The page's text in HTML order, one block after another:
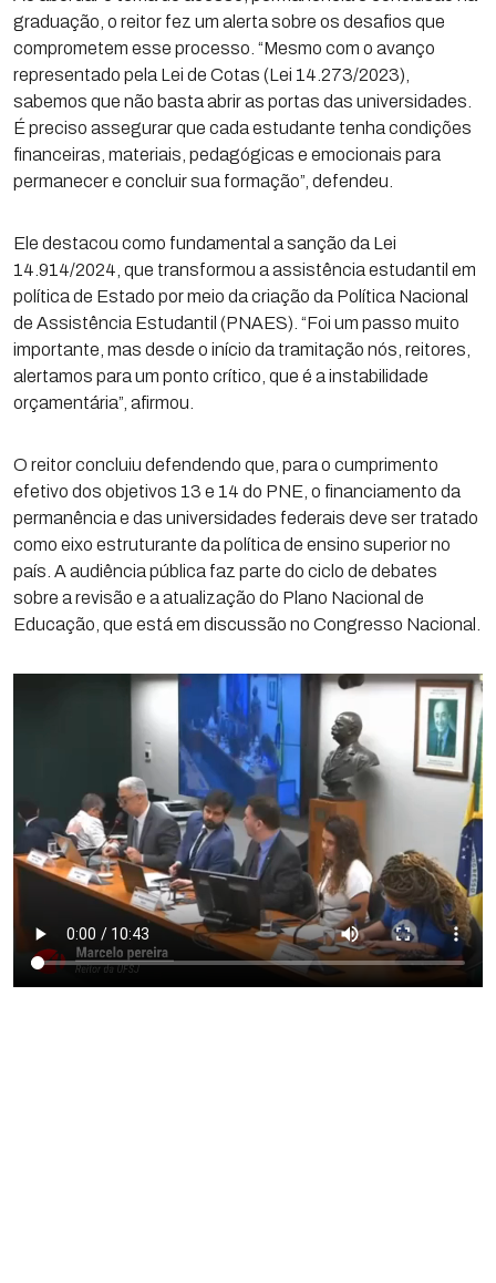
graduação, o reitor fez um alerta sobre os desafios que
comprometem esse processo. “Mesmo com o avanço
representado pela Lei de Cotas (Lei 14.273/2023),
sabemos que não basta abrir as portas das universidades.
É preciso assegurar que cada estudante tenha condições
financeiras, materiais, pedagógicas e emocionais para
permanecer e concluir sua formação”, defendeu.
Ele destacou como fundamental a sanção da Lei
14.914/2024, que transformou a assistência estudantil em
política de Estado por meio da criação da Política Nacional
de Assistência Estudantil (PNAES). “Foi um passo muito
importante, mas desde o início da tramitação nós, reitores,
alertamos para um ponto crítico, que é a instabilidade
orçamentária”, afirmou.
O reitor concluiu defendendo que, para o cumprimento
efetivo dos objetivos 13 e 14 do PNE, o financiamento da
permanência e das universidades federais deve ser tratado
como eixo estruturante da política de ensino superior no
país. A audiência pública faz parte do ciclo de debates
sobre a revisão e a atualização do Plano Nacional de
Educação, que está em discussão no Congresso Nacional.